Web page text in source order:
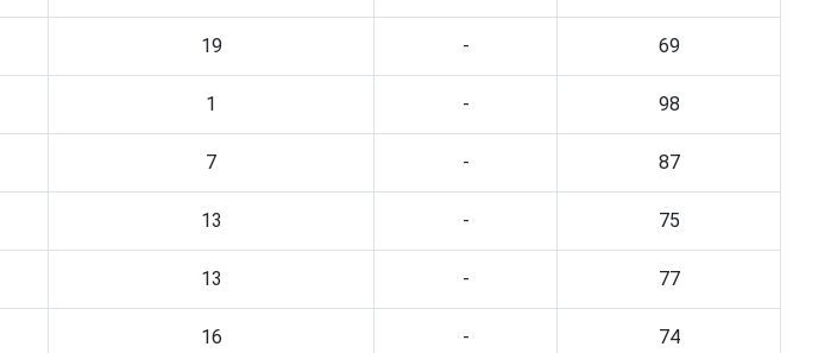
19 - 69
1 - 98
7 - 87
13 - 75
13 - 77
16 - 74